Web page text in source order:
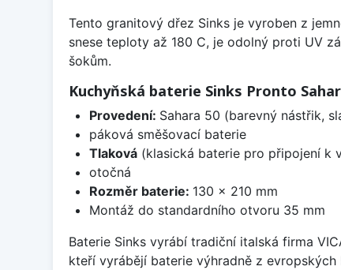
Tento granitový dřez Sinks je vyroben z
snese teploty až 180 C, je odolný proti UV
šokům.
Kuchyňská baterie Sinks Pronto
Provedení: Sahara 50 (barevný nástřik,
páková směšovací baterie
Tlaková(klasická baterie pro připojení k
otočná
Rozměr baterie: 130 x 210 mm
Montáž do standardního otvoru 35 mm
Baterie Sinks vyrábí tradiční italská firma
kteří vyrábějí baterie výhradně z